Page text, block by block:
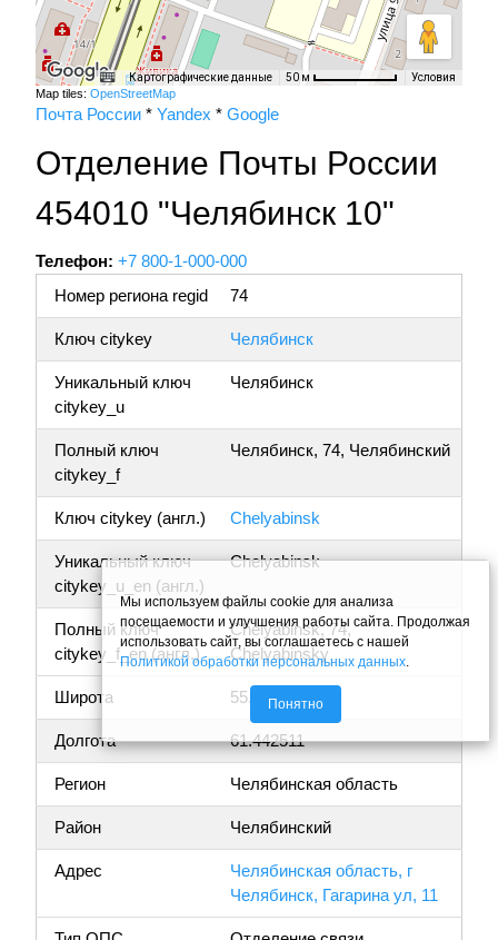
Картографические данные 50 м Условия
Map tiles: OpenStreetMap
Почта России * Yandex * Google
Отделение Почты России
454010 "Челябинск 10"
Телефон: +7 800-1-000-000
Номер региона regid
74
Ключ citykey Челябинск
Уникальный ключ
citykey_u
Челябинск
Полный ключ
citykey_f
Челябинск, 74, Челябинский
Ключ citykey (англ.) Chelyabinsk
Уникальный ключ
citykey_u_en (англ.)
Chelyabinsk
Полный ключ
citykey_f_en (англ.)
Chelyabinsk, 74,
Chelyabinsky
Широта 55.140965
Долгота 61.442511
Регион Челябинская область
Район Челябинский
Адрес
Челябинская область, г
Челябинск, Гагарина ул, 11
Мы используем файлы cookie для анализа
посещаемости и улучшения работы сайта. Продолжая
использовать сайт, вы соглашаетесь с нашей
Политикой обработки персональных данных.
Понятно